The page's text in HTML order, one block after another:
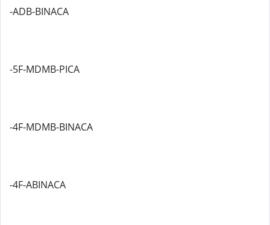
-ADB-BINACA
-5F-MDMB-PICA
-4F-MDMB-BINACA
-4F-ABINACA